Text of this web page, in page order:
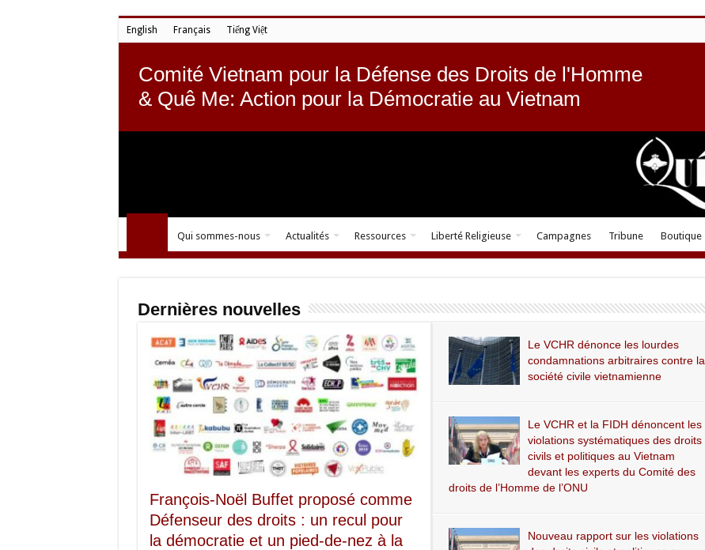
English Français Tiếng Việt
Comité Vietnam pour la Défense des Droits de l'Homme
& Quê Me: Action pour la Démocratie au Vietnam
Qui sommes-nous Actualités Ressources Liberté Religieuse Campagnes Tribune Boutique
Dernières nouvelles
François-Noël Buffet proposé comme
Défenseur des droits : un recul pour
la démocratie et un pied-de-nez à la
Le VCHR dénonce les lourdes
condamnations arbitraires contre la
société civile vietnamienne
Le VCHR et la FIDH dénoncent les
violations systématiques des droits
civils et politiques au Vietnam
devant les experts du Comité des
droits de l’Homme de l’ONU
Nouveau rapport sur les violations